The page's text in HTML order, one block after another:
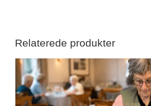
Relaterede produkter